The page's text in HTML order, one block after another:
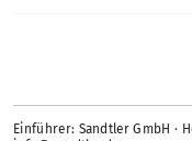
Einführer: Sandtler GmbH ·